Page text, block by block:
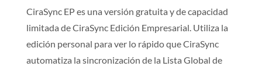
CiraSync EP es una versión gratuita y de capacidad
limitada de CiraSync Edición Empresarial. Utiliza la
edición personal para ver lo rápido que CiraSync
automatiza la sincronización de la Lista Global de